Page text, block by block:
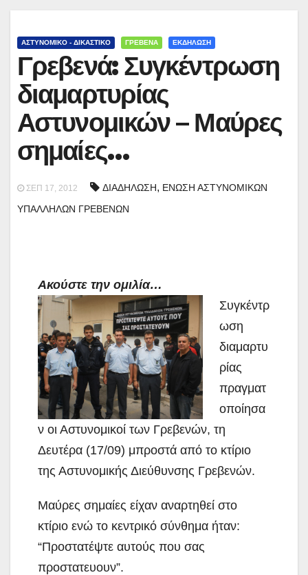
ΑΣΤΥΝΟΜΙΚΟ - ΔΙΚΑΣΤΙΚΟ ΓΡΕΒΕΝΑ ΕΚΔΗΛΩΣΗ
Γρεβενά: Συγκέντρωση
διαμαρτυρίας
Αστυνομικών – Μαύρες
σημαίες…
ΣΕΠ 17, 2012 ΔΙΑΔΗΛΩΣΗ, ΕΝΩΣΗ ΑΣΤΥΝΟΜΙΚΩΝ
ΥΠΑΛΛΗΛΩΝ ΓΡΕΒΕΝΩΝ
Ακούστε την ομιλία…
Συγκέντρ
ωση
διαμαρτυ
ρίας
πραγματ
οποίησα
ν οι Αστυνομικοί των Γρεβενών, τη
Δευτέρα (17/09) μπροστά από το κτίριο
της Αστυνομικής Διεύθυνσης Γρεβενών.
Μαύρες σημαίες είχαν αναρτηθεί στο
κτίριο ενώ το κεντρικό σύνθημα ήταν:
“Προστατέψτε αυτούς που σας
προστατευουν”.